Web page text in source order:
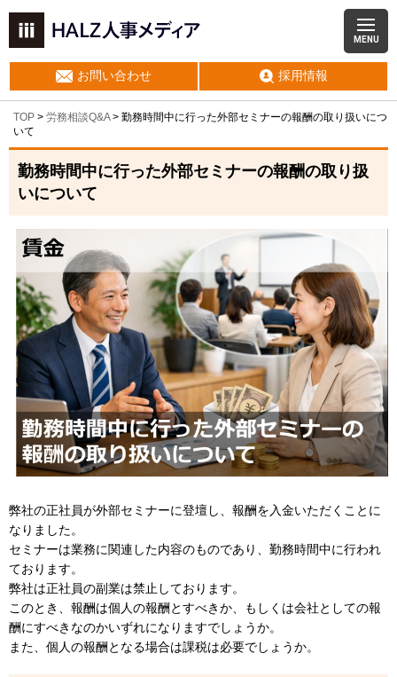
MENU
お問い合わせ 採用情報
TOP > 労務相談Q&A> 勤務時間中に行った外部セミナーの報酬の取り扱いにつ
いて
勤務時間中に行った外部セミナーの報酬の取り扱
いについて
弊社の正社員が外部セミナーに登壇し、報酬を入金いただくことに
なりました。
セミナーは業務に関連した内容のものであり、勤務時間中に行われ
ております。
弊社は正社員の副業は禁止しております。
このとき、報酬は個人の報酬とすべきか、もしくは会社としての報
酬にすべきなのかいずれになりますでしょうか。
また、個人の報酬となる場合は課税は必要でしょうか。